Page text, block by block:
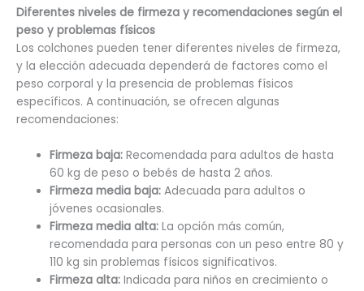
Diferentes niveles de firmeza y recomendaciones según el
peso y problemas físicos
Los colchones pueden tener diferentes niveles de firmeza,
y la elección adecuada dependerá de factores como el
peso corporal y la presencia de problemas físicos
específicos. A continuación, se ofrecen algunas
recomendaciones:
Firmeza baja:Recomendada para adultos de hasta
60 kg de peso o bebés de hasta 2 años.
Firmeza media baja: Adecuada para adultos o
jóvenes ocasionales.
Firmeza media alta:La opción más común,
recomendada para personas con un peso entre 80 y
110 kg sin problemas físicos significativos.
Firmeza alta: Indicada para niños en crecimiento o